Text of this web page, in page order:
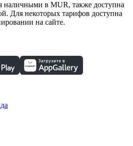
наличными в MUR, также доступна
Для некоторых тарифов доступна
на сайте.